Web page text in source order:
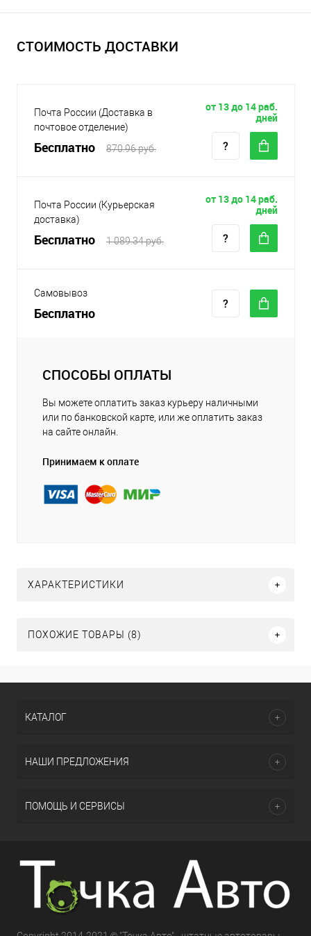
СТОИМОСТЬ ДОСТАВКИ
Почта России (Доставка в
почтовое отделение)
Бесплатно 870.96 руб.
от 13 до 14 раб.
дней
Почта России (Курьерская
доставка)
Бесплатно 1 089.34 руб.
от 13 до 14 раб.
дней
Самовывоз
Бесплатно
СПОСОБЫ ОПЛАТЫ
Вы можете оплатить заказ курьеру наличными
или по банковской карте, или же оплатить заказ
на сайте онлайн.
Принимаем к оплате
ХАРАКТЕРИСТИКИ
ПОХОЖИЕ ТОВАРЫ (8)
КАТАЛОГ
НАШИ ПРЕДЛОЖЕНИЯ
ПОМОЩЬ И СЕРВИСЫ